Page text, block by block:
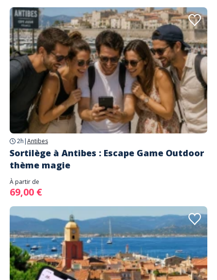
2h |Antibes
Sortilège à Antibes : Escape Game Outdoor
thème magie
À partir de
69,00 €